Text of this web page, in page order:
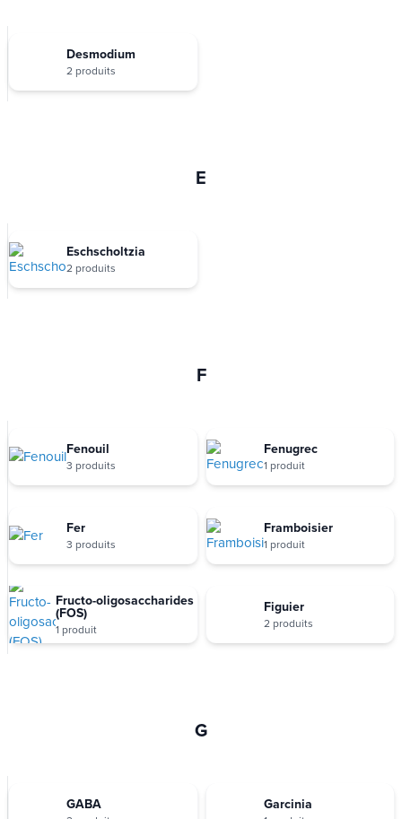
Desmodium
2 produits
E
Eschscholtzia
2 produits
F
Fenouil
3 produits
Fenugrec
1 produit
Fer
3 produits
Framboisier
1 produit
Fructo-oligosaccharides
(FOS)
1 produit
Figuier
2 produits
G
GABA Garcinia